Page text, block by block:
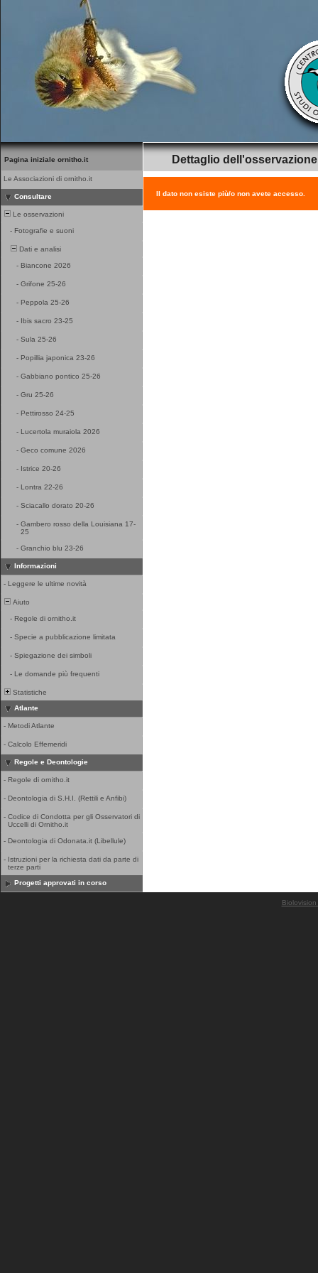
Pagina iniziale ornitho.it
Le Associazioni di ornitho.it
Consultare
Le osservazioni
- Fotografie e suoni
Dati e analisi
- Biancone 2026
- Grifone 25-26
- Peppola 25-26
- Ibis sacro 23-25
- Sula 25-26
- Popillia japonica 23-26
- Gabbiano pontico 25-26
- Gru 25-26
- Pettirosso 24-25
- Lucertola muraiola 2026
- Geco comune 2026
- Istrice 20-26
- Lontra 22-26
- Sciacallo dorato 20-26
- Gambero rosso della Louisiana 17-
25
- Granchio blu 23-26
Informazioni
- Leggere le ultime novità
Aiuto
- Regole di ornitho.it
- Specie a pubblicazione limitata
- Spiegazione dei simboli
- Le domande più frequenti
Statistiche
Atlante
- Metodi Atlante
- Calcolo Effemeridi
Regole e Deontologie
- Regole di ornitho.it
- Deontologia di S.H.I. (Rettili e Anfibi)
- Codice di Condotta per gli Osservatori di
Uccelli di Ornitho.it
- Deontologia di Odonata.it (Libellule)
- Istruzioni per la richiesta dati da parte di
terze parti
Progetti approvati in corso
Dettaglio dell'osservazione
Il dato non esiste più/o non avete accesso.
Biolovision